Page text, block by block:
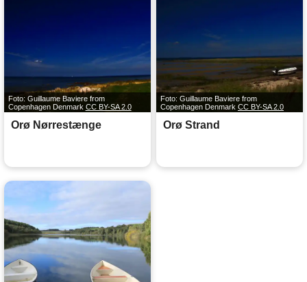
Foto: Guillaume Baviere from
Copenhagen Denmark CC BY-SA 2.0
Orø Nørrestænge
Foto: Guillaume Baviere from
Copenhagen Denmark CC BY-SA 2.0
Orø Strand